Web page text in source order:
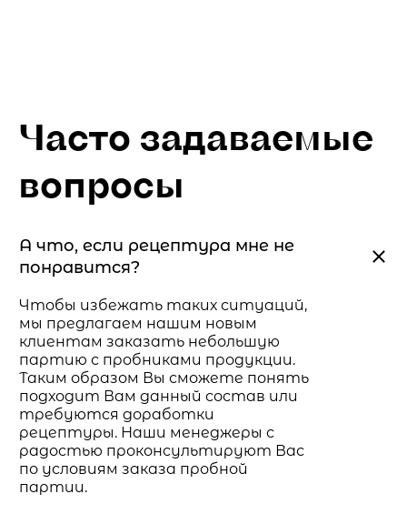
Часто задаваемые
вопросы
А что, если рецептура мне не
понравится?
Чтобы избежать таких ситуаций,
мы предлагаем нашим новым
клиентам заказать небольшую
партию с пробниками продукции.
Таким образом Вы сможете понять
подходит Вам данный состав или
требуются доработки
рецептуры. Наши менеджеры с
радостью проконсультируют Вас
по условиям заказа пробной
партии.